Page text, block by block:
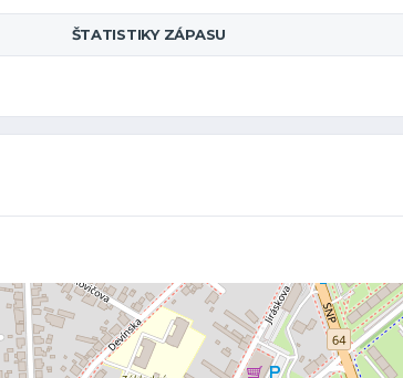
ŠTATISTIKY ZÁPASU